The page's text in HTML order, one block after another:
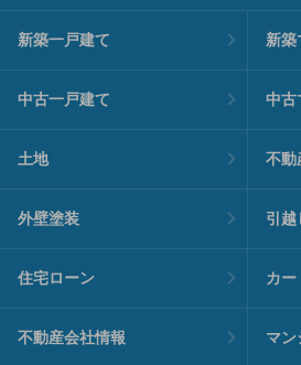
新築一戸建て 新築
中古一戸建て 中古
土地 不動
外壁塗装 引越
住宅ローン カー
不動産会社情報 マン